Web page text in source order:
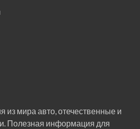
из мира авто, отечественные и
Полезная информация для